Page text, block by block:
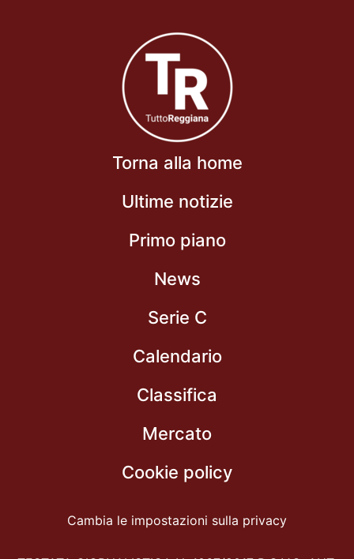
Torna alla home
Ultime notizie
Primo piano
News
Serie C
Calendario
Classifica
Mercato
Cookie policy
Cambia le impostazioni sulla privacy